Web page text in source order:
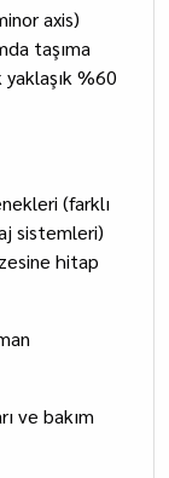
axis)
taşıma
%60
(farklı
sistemleri)
hitap
ve bakım